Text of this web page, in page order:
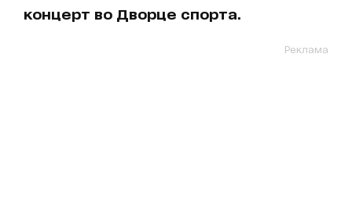
концерт во Дворце спорта.
Реклама